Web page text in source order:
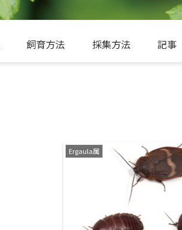
飼育方法 採集方法 記事
Ergaula属